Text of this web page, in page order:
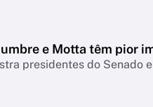
e Motta têm pior
presidentes do Senado